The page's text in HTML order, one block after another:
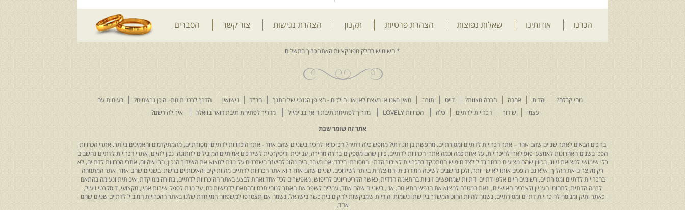
הכרנו אודותינו שאלות נפוצות הצהרת פרטיות תקנון הצהרת נגישות צור קשר הסברים
מהי קבלה? יהדות אהבה הרבה מצוות? דייט תורה מאין באנו או בעצם לאן אנו הולכים - הצופן הגנטי של התנך חב"ד נישואין הדרך לרבנות מתי והיכן נרשמים?
בעימות עם
עצמי
שידוך הכרויות לדתיים כלה הכרויות LOVELY מדריך לפתיחת תיבת דואר בג'ימייל מדריך לפתיחת תיבת דואר בוואלה
איך להירשם?
אתר זה שומר שבת
ברוכים הבאים לאתר שניים שהם אחד – אתר הכרויות לדתיים ומסורתיים. מחפשת בן זוג דתי? מחפש כלה דתיה? הכי כדאי להכיר בשניים שהם אחד - אתר היכרויות לדתיים ומסורתיים, מהמתקדמים והאמינים ביותר. אתרי הכרויות
הפכו בשנים האחרונות לאמצעי פופולארי להיכרויות, על אחת כמה וכמה אתרי הכרויות לדתיים, כיוון שהם מספקים ברירה מהירה, עניינית ודיסקרטית לשידוכים אמיתיים המובילים לחתונה. נכון להיום, אתרי הכרויות לדתיים נחשבים
כלי שימושי למציאת זיווג, מכיוון שהם מציעים מבחר גדול לצד חיפוש המתמקד בהכרויות לציבור הדתי והמסורתי בלבד. אם בעבר, היה נהוג להיעזר בשדכנים על מנת למצוא את השידוך הנכון, הרי שהיום, אתרי הכרויות לדתיים, לא
רק מקצרים את ההליך, אלא גם הופכים אותו לאישי יותר, ולכן נחשבים לשיטה המודרנית והמוצלחת ביותר לשידוכים. שניים שהם אחד הוא אתר הכרויות לדתיים מהוותיקים והאיכותיים ברשת. בשניים שהם אחד, אתר המתמחה
בהכרויות לדתיים ומסורתיים, רשומים היום אלפי דתיים ודתיות שמחפשים זוגיות בהתאמה הדדית, כאשר הקריטריונים לחיפוש, מאפשרים לכל אחד ואחת לבצע באתר ההיכרויות לדתיים, בחירה ממוקדת, איכותית ונעימה בהתאם
לרמה הדתית, לתחומי העניין ולצרכים האישיים, וזאת במטרה למצוא את הנפש התאומה. אנו, בשניים שהם אחד, עמלים לשפר את האתר לנוחיותכם ובהתאם לדרישותיכם, על מנת לספק שירות אמין, מקצועי, דיסקרטי ויעיל.
כאתר ותיק ומנוסה להיכרויות דתיים ומסורתיים, נשמח להיות החוט המשדך בין שתי נשמות יהודיות שמבקשות להקים בית כשר בישראל. נשמח אם תצטרפו למשפחה המיוחדת שלנו באתר ההכרויות המוביל לדתיים שניים שהם
אחד.